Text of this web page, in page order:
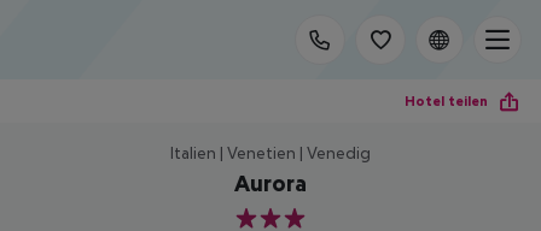
Hotel teilen
Italien | Venetien | Venedig
Aurora
3